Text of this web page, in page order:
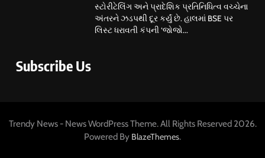
સ્ટોરીટેલિંગ અને પ્રાદેશિક પ્રતિનિધિત્વ વચ્ચેના
અંતરને ઝડપથી દૂર કર્યું છે. હાલમાં BSE પર
લિસ્ટ ધરાવતી કંપની ‘જોજો...
Subscribe Us
Trendy News - News WordPress Theme. All Rights Reserved 2026.
Powered By BlazeThemes.